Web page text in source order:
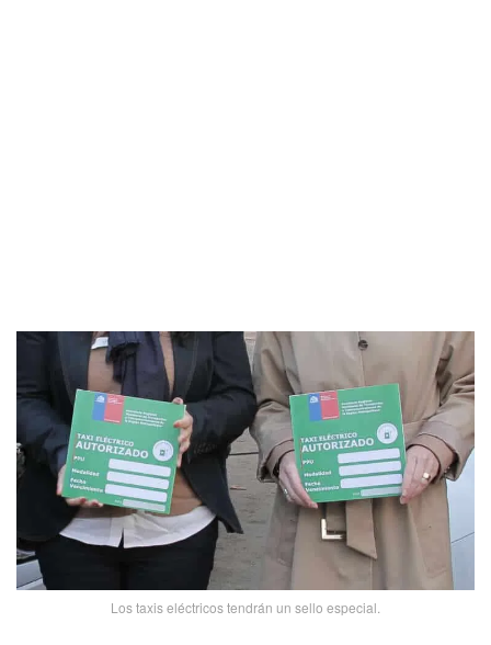
Los taxis eléctricos tendrán un sello especial.